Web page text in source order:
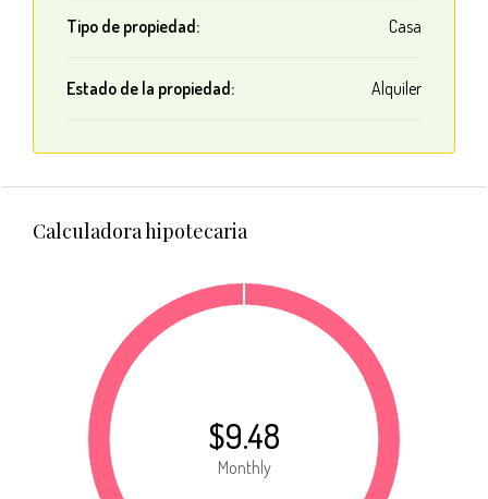
Tipo de propiedad: Casa
Estado de la propiedad: Alquiler
Calculadora hipotecaria
$9.48
Monthly